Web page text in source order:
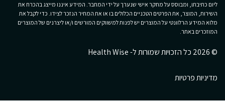
ליום כתיבתו, ומבוסס על מחקר אישי שנערך על ידי המחבר. המידע איננו מייצג בהכרח את
השירות, המוצר, את הפרטים הטכניים הכלולים בו או את המחיר הנזכר לצידו. כדי לקבל את
מלוא המידע הרלוונטי על המוצרים יש לפנות למשווקים המורשים ו/או ליצרנים של המוצרים
המוזכרים באתר.
© 2026 כל הזכויות שמורות ל- Health Wise
מדיניות פרטיות